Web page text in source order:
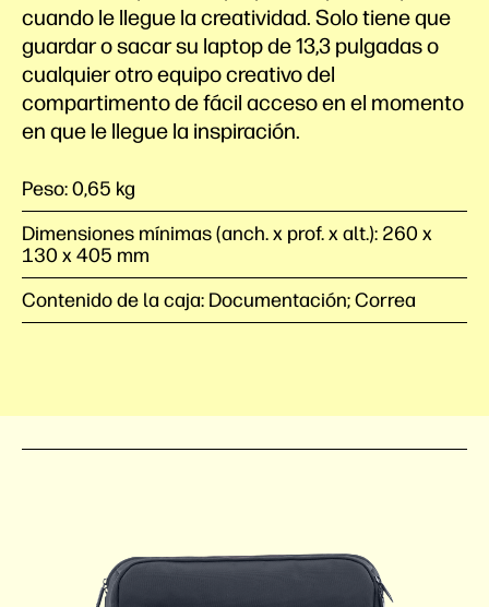
cuando le llegue la creatividad. Solo tiene que
guardar o sacar su laptop de 13,3 pulgadas o
cualquier otro equipo creativo del
compartimento de fácil acceso en el momento
en que le llegue la inspiración.
Peso: 0,65 kg
Dimensiones mínimas (anch. x prof. x alt.): 260 x
130 x 405 mm
Contenido de la caja: Documentación; Correa